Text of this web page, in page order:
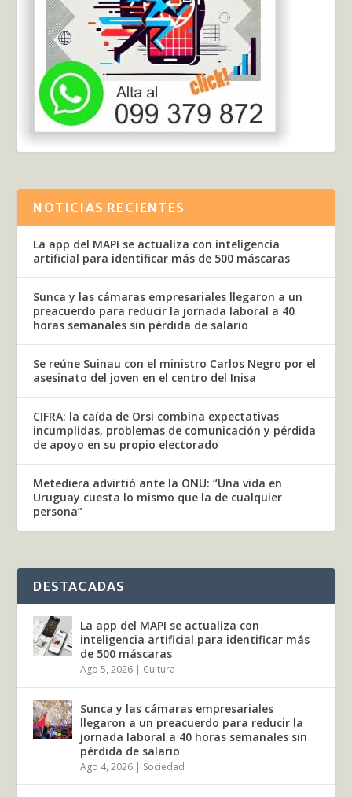
NOTICIAS RECIENTES
La app del MAPI se actualiza con inteligencia
artificial para identificar más de 500 máscaras
Sunca y las cámaras empresariales llegaron a un
preacuerdo para reducir la jornada laboral a 40
horas semanales sin pérdida de salario
Se reúne Suinau con el ministro Carlos Negro por el
asesinato del joven en el centro del Inisa
CIFRA: la caída de Orsi combina expectativas
incumplidas, problemas de comunicación y pérdida
de apoyo en su propio electorado
Metediera advirtió ante la ONU: “Una vida en
Uruguay cuesta lo mismo que la de cualquier
persona”
DESTACADAS
La app del MAPI se actualiza con
inteligencia artificial para identificar más
de 500 máscaras
Ago 5, 2026 | Cultura
Sunca y las cámaras empresariales
llegaron a un preacuerdo para reducir la
jornada laboral a 40 horas semanales sin
pérdida de salario
Ago 4, 2026 | Sociedad